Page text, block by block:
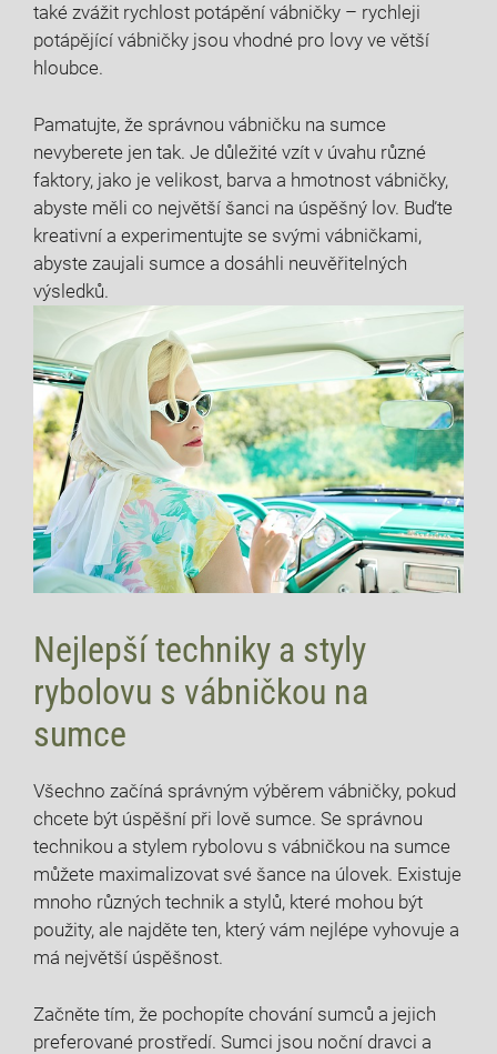
také zvážit rychlost potápění vábničky – rychleji
potápějící vábničky jsou vhodné pro lovy ve větší
hloubce.
Pamatujte, že správnou vábničku na sumce
nevyberete jen tak. Je důležité vzít v úvahu různé
faktory, jako je velikost, barva a hmotnost vábničky,
abyste měli co největší šanci na úspěšný lov. Buďte
kreativní a experimentujte se svými vábničkami,
abyste zaujali sumce a dosáhli neuvěřitelných
výsledků.
Nejlepší techniky a styly
rybolovu s vábničkou na
sumce
Všechno začíná správným výběrem vábničky, pokud
chcete být úspěšní při lově sumce. Se správnou
technikou a stylem rybolovu s vábničkou na sumce
můžete maximalizovat své šance na úlovek. Existuje
mnoho různých technik a stylů, které mohou být
použity, ale najděte ten, který vám nejlépe vyhovuje a
má největší úspěšnost.
Začněte tím, že pochopíte chování sumců a jejich
preferované prostředí. Sumci jsou noční dravci a